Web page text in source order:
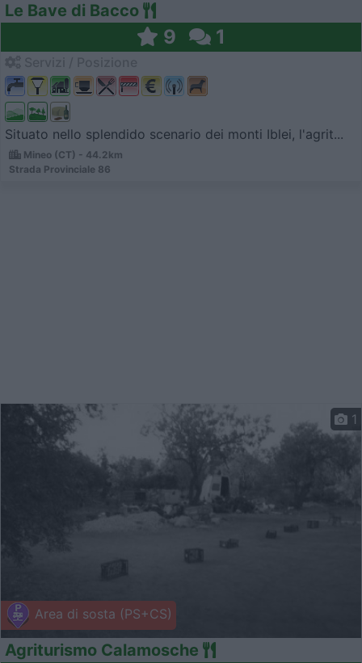
Le Bave di Bacco
9 1
Situato nello splendido scenario dei monti Iblei, l'agrit...
Mineo (CT) - 44.2km
Strada Provinciale 86
Area di sosta (PS+CS)
1
Agriturismo Calamosche